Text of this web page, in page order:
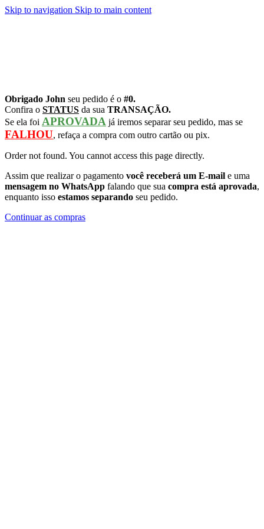
Skip to navigation Skip to main content
Obrigado John seu pedido é o #0.
Confira o STATUS da sua TRANSAÇÃO.
Se ela foi APROVADA já iremos separar seu pedido, mas se
FALHOU, refaça a compra com outro cartão ou pix.
Order not found. You cannot access this page directly.
Assim que realizar o pagamento você receberá um E-mail e uma
mensagem no WhatsApp falando que sua compra está aprovada,
enquanto isso estamos separando seu pedido.
Continuar as compras